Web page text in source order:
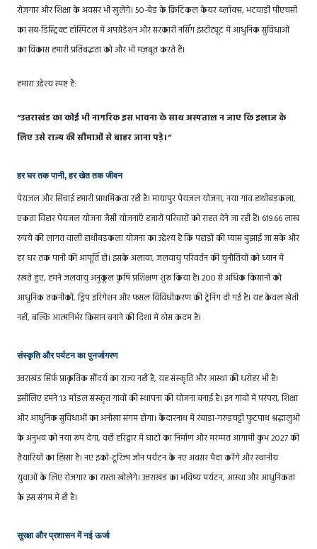
रोज़गार और शिक्षा के अवसर भी खुलेंगे। 50-बेड के क्रिटिकल केयर ब्लॉक्स, भटवाड़ी पीएचसी
का सब-डिस्ट्रिक्ट हॉस्पिटल में अपग्रेडेशन और सरकारी नर्सिंग इंस्टीट्यूट में आधुनिक सुविधाओं
का विकास हमारी प्रतिबद्धता को और भी मज़बूत करते हैं।
हमारा उद्देश्य स्पष्ट है:
“उत्तराखंड का कोई भी नागरिक इस भावना के साथ अस्पताल न जाए कि इलाज के
लिए उसे राज्य की सीमाओं से बाहर जाना पड़े।”
हर घर तक पानी, हर खेत तक जीवन
पेयजल और सिंचाई हमारी प्राथमिकता रही है। मायापुर पेयजल योजना, नया गांव हाथीबड़कला,
एकता विहार पेयजल योजना जैसी योजनाएँ हजारों परिवारों को राहत देने जा रही हैं। 619.66 लाख
रुपये की लागत वाली हाथीबड़कला योजना का उद्देश्य है कि पहाड़ों की प्यास बुझाई जा सके और
हर घर तक पानी की आपूर्ति हो। इसके अलावा, जलवायु परिवर्तन की चुनौतियों को ध्यान में
रखते हुए, हमने जलवायु अनुकूल कृषि प्रशिक्षण शुरू किया है। 200 से अधिक किसानों को
आधुनिक तकनीकों, ड्रिप इरिगेशन और फसल विविधीकरण की ट्रेनिंग दी गई है। यह केवल खेती
नहीं, बल्कि आत्मनिर्भर किसान बनाने की दिशा में ठोस कदम है।
संस्कृति और पर्यटन का पुनर्जागरण
उत्तराखंड सिर्फ़ प्राकृतिक सौंदर्य का राज्य नहीं है, यह संस्कृति और आस्था की धरोहर भी है।
इसीलिए हमने 13 मॉडल संस्कृत गांवों की स्थापना की योजना बनाई है। इन गांवों में परंपरा, शिक्षा
और आधुनिक सुविधाओं का अनोखा संगम होगा। केदारनाथ में रंबाडा-गरुड़चट्टी फुटपाथ श्रद्धालुओं
के अनुभव को नया रूप देगा, वहीं हरिद्वार में घाटों का निर्माण और मरम्मत आगामी कुंभ 2027 की
तैयारियों का हिस्सा है। नए इको-टूरिज्म जोन पर्यटन के नए अवसर पैदा करेंगे और स्थानीय
युवाओं के लिए रोजगार का रास्ता खोलेंगे। उत्तराखंड का भविष्य पर्यटन, आस्था और आधुनिकता
के इस संगम में ही है।
सुरक्षा और प्रशासन में नई ऊर्जा